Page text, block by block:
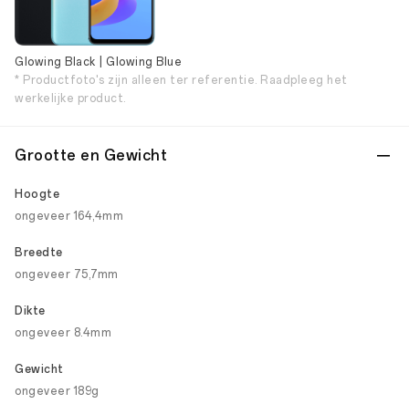
Glowing Black | Glowing Blue
* Productfoto's zijn alleen ter referentie. Raadpleeg het
werkelijke product.
Grootte en Gewicht
Hoogte
ongeveer 164,4mm
Breedte
ongeveer 75,7mm
Dikte
ongeveer 8.4mm
Gewicht
ongeveer 189g